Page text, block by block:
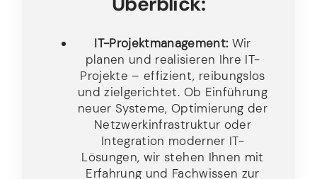
IT-Projektmanagement: Wir
planen und realisieren Ihre IT-
Projekte – effizient, reibungslos
und zielgerichtet. Ob Einführung
neuer Systeme, Optimierung der
Netzwerkinfrastruktur oder
Integration moderner IT-
Lösungen, wir stehen Ihnen mit
Erfahrung und Fachwissen zur